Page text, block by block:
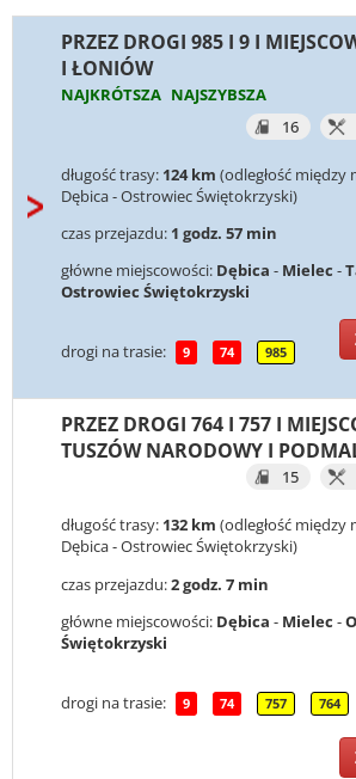
PRZEZ DROGI 985 I 9 I
I ŁONIÓW
NAJKRÓTSZA NAJSZYBSZA
16
długość trasy: 124 km (odległość między
Dębica - Ostrowiec Świętokrzyski)
czas przejazdu: 1 godz. 57 min
główne miejscowości: Dębica - Mielec -
Ostrowiec Świętokrzyski
drogi na trasie: 9 74 985
PRZEZ DROGI 764 I 757 I
TUSZÓW NARODOWY I
15
długość trasy: 132 km (odległość między
Dębica - Ostrowiec Świętokrzyski)
czas przejazdu:2 godz. 7 min
główne miejscowości: Dębica - Mielec -
Świętokrzyski
drogi na trasie: 9 74 757 764